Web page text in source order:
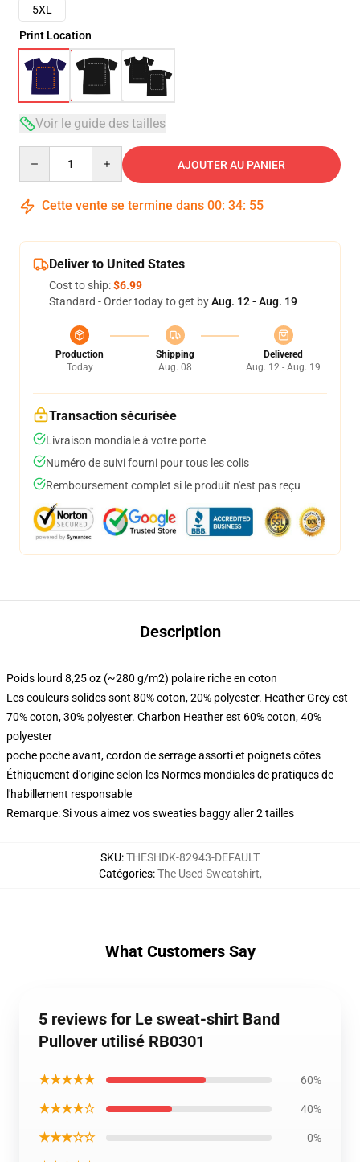
5XL
Print Location
Voir le guide des tailles
AJOUTER AU PANIER
Cette vente se termine dans 00: 34: 54
Deliver to United States
Cost to ship:$6.99
Standard - Order today to get byAug. 12 - Aug. 19
Production
Today
Shipping
Aug. 08
Delivered
Aug. 12 - Aug. 19
Transaction sécurisée
Livraison mondiale à votre porte
Numéro de suivi fourni pour tous les colis
Remboursement complet si le produit n'est pas reçu
Description
Poids lourd 8,25 oz (~280 g/m2) polaire riche en coton
Les couleurs solides sont 80% coton, 20% polyester. Heather Grey est
70% coton, 30% polyester. Charbon Heather est 60% coton, 40%
polyester
poche poche avant, cordon de serrage assorti et poignets côtes
Éthiquement d'origine selon les Normes mondiales de pratiques de
l'habillement responsable
Remarque: Si vous aimez vos sweaties baggy aller 2 tailles
SKU:THESHDK-82943-DEFAULT
Catégories:The Used Sweatshirt,
What Customers Say
5 reviews for Le sweat-shirt Band
Pullover utilisé RB0301
★★★★★ 60%
★★★★☆ 40%
★★★☆☆ 0%